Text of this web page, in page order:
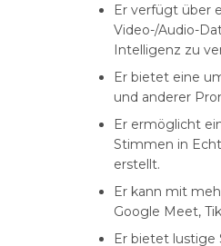
Er verfügt über
Video-/Audio-
Intelligenz zu
Er bietet eine
und anderer
Er ermöglicht
Stimmen in
erstellt.
Er kann mit
Google Meet,
Er bietet